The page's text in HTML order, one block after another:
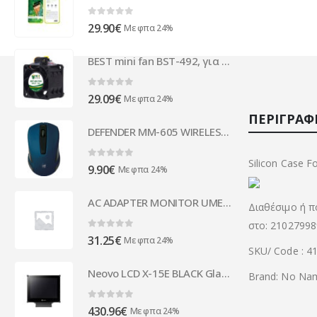
Silicon Case
Διαθέσιμο ή
στο:
SKU/ Code :
Brand: No
0 out of 5
29.90€ Με φπα 24%
BEST mini fan BST-492, για επισκευή smartphone, 12V, 6000RPM
0 out of 5
29.09€ Με φπα 24%
DEFENDER MM-605 WIRELESS OPTICAL MOUSE 1200dpi blue
0 out of 5
9.90€ Με φπα 24%
AC ADAPTER MONITOR UMEC 12V/2.5A/30W (5.5*2.5) - UP0301B-12P
0 out of 5
31.25€ Με φπα 24%
Neovo LCD X-15E BLACK Glass (24-7) - X15E0011E0100
0out of 5
430.96€ Με φπα 24%